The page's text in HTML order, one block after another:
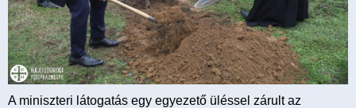
A miniszteri látogatás egy egyezető üléssel zárult az